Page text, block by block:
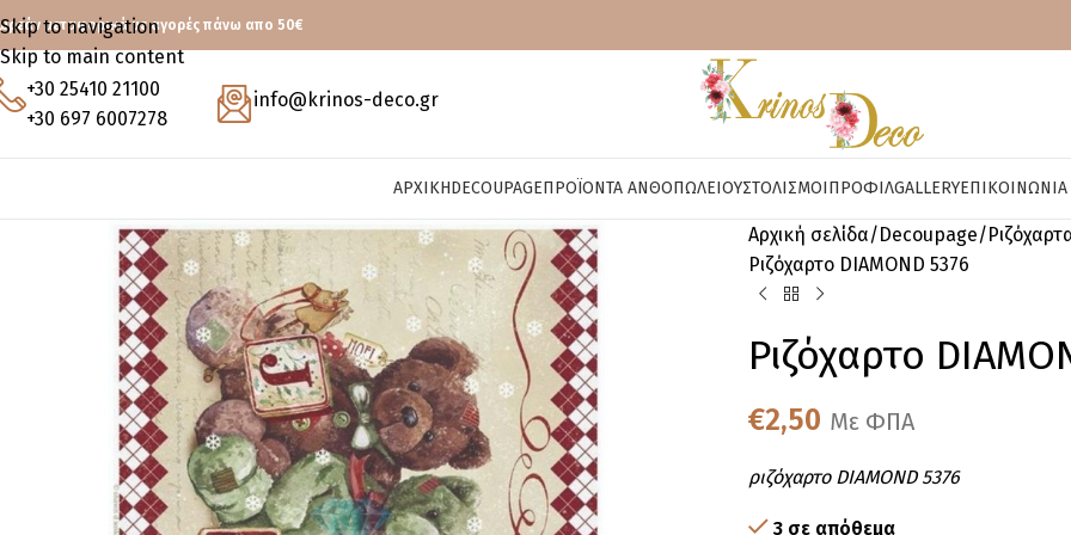
Skip to navigation
Skip to main content
μεταφορικά με αγορές πάνω απο 50€
+30 25410 21100
+30 697 6007278
info@krinos-deco.gr
ΑΡΧΙΚΉDECOUPAGEΠΡΟΪΌΝΤΑ ΑΝΘΟΠΩΛΕΊΟΥΣΤΟΛΙΣΜΟΊΠΡΟΦΊΛGALLERYΕΠΙΚΟΙΝΩΝΊΑ
Αρχική σελίδα Decoupage
Ριζόχαρτο DIAMOND 5376
Ριζόχαρτο
€2,50 Με ΦΠΑ
ριζόχαρτο DIAMOND 5376
3 σε απόθεμα